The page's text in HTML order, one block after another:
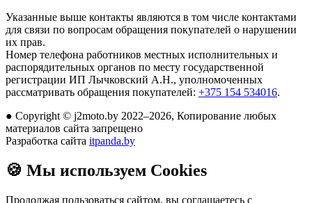
Указанные выше контакты являются в том числе контактами
для связи по вопросам обращения покупателей о нарушении
их прав.
Номер телефона работников местных исполнительных и
распорядительных органов по месту государственной
регистрации ИП Лычковский А.Н., уполномоченных
рассматривать обращения покупателей: +375 154 534016.
● Copyright © j2moto.by 2022–2026, Копирование любых
материалов сайта запрещено
Разработка сайта itpanda.by
🍪 Мы используем Cookies
Продолжая пользоваться сайтом, вы соглашаетесь с